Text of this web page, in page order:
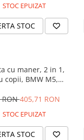
STOC EPUIZAT
STOC
cu maner, 2 in 1,
copii, BMW M5,
RON405,71 RON
STOC EPUIZAT
STOC